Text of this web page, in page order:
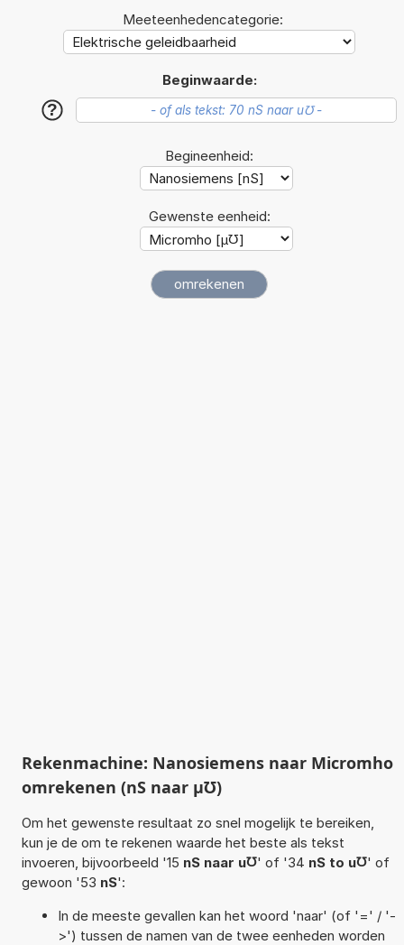
Meeteenhedencategorie:
Beginwaarde:
?
Begineenheid:
Gewenste eenheid:
Rekenmachine: Nanosiemens naar Micromho
omrekenen (nS naar µ℧)
Om het gewenste resultaat zo snel mogelijk te bereiken,
kun je de om te rekenen waarde het beste als tekst
invoeren, bijvoorbeeld '15 nS naar u℧' of '34 nS to u℧' of
gewoon '53 nS':
In de meeste gevallen kan het woord 'naar' (of '=' / '-
>') tussen de namen van de twee eenheden worden